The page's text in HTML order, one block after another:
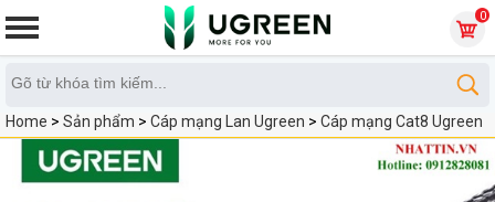
0
Home > Sản phẩm > Cáp mạng Lan Ugreen > Cáp mạng Cat8 Ugreen